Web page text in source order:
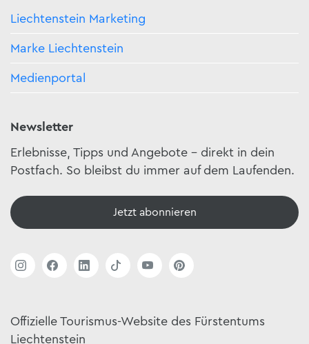
Liechtenstein Marketing
Marke Liechtenstein
Medienportal
Newsletter
Erlebnisse, Tipps und Angebote – direkt in dein
Postfach. So bleibst du immer auf dem Laufenden.
Jetzt abonnieren
Offizielle Tourismus-Website des Fürstentums
Liechtenstein